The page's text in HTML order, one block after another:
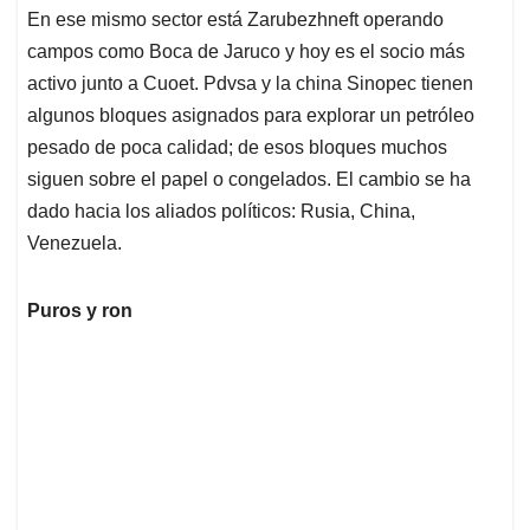
En ese mismo sector está Zarubezhneft operando
campos como Boca de Jaruco y hoy es el socio más
activo junto a Cuoet. Pdvsa y la china Sinopec tienen
algunos bloques asignados para explorar un petróleo
pesado de poca calidad; de esos bloques muchos
siguen sobre el papel o congelados. El cambio se ha
dado hacia los aliados políticos: Rusia, China,
Venezuela.
Puros y ron